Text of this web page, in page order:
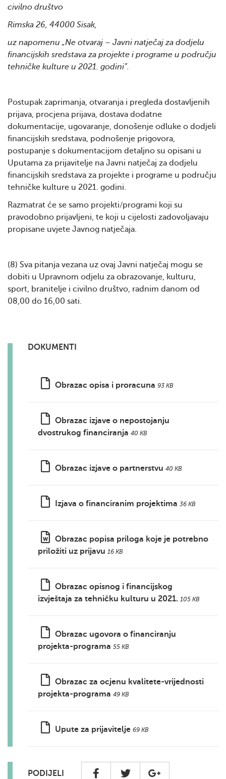
civilno društvo
Rimska 26, 44000 Sisak,
uz napomenu „Ne otvaraj – Javni natječaj za dodjelu
financijskih sredstava za projekte i programe u području
tehničke kulture u 2021. godini”.
Postupak zaprimanja, otvaranja i pregleda dostavljenih
prijava, procjena prijava, dostava dodatne
dokumentacije, ugovaranje, donošenje odluke o dodjeli
financijskih sredstava, podnošenje prigovora,
postupanje s dokumentacijom detaljno su opisani u
Uputama za prijavitelje na Javni natječaj za dodjelu
financijskih sredstava za projekte i programe u području
tehničke kulture u 2021. godini.
Razmatrat će se samo projekti/programi koji su
pravodobno prijavljeni, te koji u cijelosti zadovoljavaju
propisane uvjete Javnog natječaja.
(8) Sva pitanja vezana uz ovaj Javni natječaj mogu se
dobiti u Upravnom odjelu za obrazovanje, kulturu,
sport, branitelje i civilno društvo, radnim danom od
08,00 do 16,00 sati.
DOKUMENTI
Obrazac opisa i proracuna 93 KB
Obrazac izjave o nepostojanju
dvostrukog financiranja 40 KB
Obrazac izjave o partnerstvu 40 KB
Izjava o financiranim projektima 36 KB
Obrazac popisa priloga koje je potrebno
priložiti uz prijavu 16 KB
Obrazac opisnog i financijskog
izvještaja za tehničku kulturu u 2021. 105 KB
Obrazac ugovora o financiranju
projekta-programa 55 KB
Obrazac za ocjenu kvalitete-vrijednosti
projekta-programa 49 KB
Upute za prijavitelje 69 KB
PODIJELI